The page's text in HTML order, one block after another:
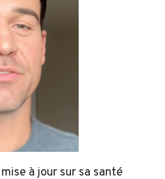
à jour sur sa santé